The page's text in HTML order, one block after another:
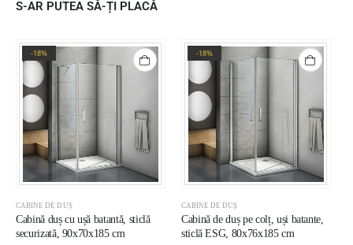
S-AR PUTEA SĂ-ȚI PLACĂ
-18%
CABINE DE DUȘ
Cabină duș cu ușă batantă, sticlă
securizată, 90x70x185 cm
-18%
CABINE DE DUȘ
Cabină de duș pe colț, uși batante,
sticlă ESG, 80x76x185 cm